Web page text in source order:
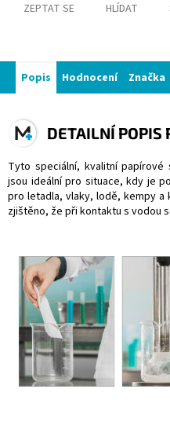
ZEPTAT SE HLÍDAT
Popis Hodnocení Značka
DETAILNÍ POPIS
Tyto speciální, kvalitní papírové
jsou ideální pro situace, kdy je
pro letadla, vlaky, lodě, kempy a
zjištěno, že při kontaktu s vodou